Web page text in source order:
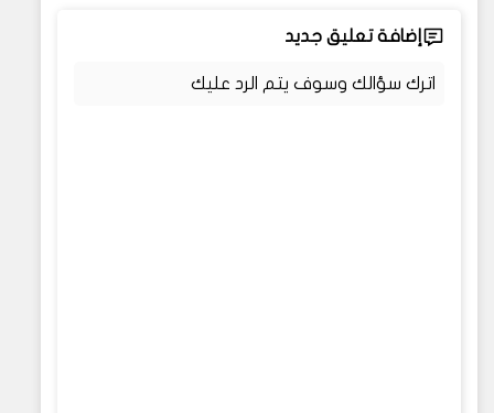
إضافة تعليق جديد
اترك سؤالك وسوف يتم الرد عليك